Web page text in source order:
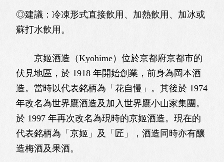
◎建議：冷凍形式直接飲用、加熱飲用、加冰或
蘇打水飲用。
京姬酒造（Kyohime）位於京都府京都市的
伏見地區，於 1918 年開始創業，前身為岡本酒
造。當時以代表銘柄為「花自慢」。其後於 1974
年改名為世界鷹酒造及加入世界鷹小山家集團。
於 1997 年再次改名為現時的京姬酒造。現在的
代表銘柄為「京姬」及「匠」，酒造同時亦有釀
造梅酒及果酒。